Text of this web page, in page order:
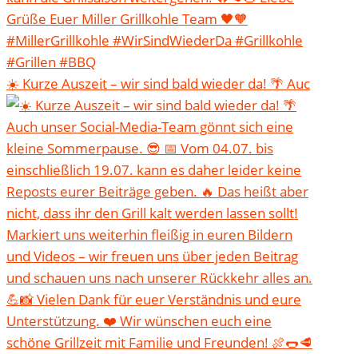
☀️ Kurze Auszeit – wir sind bald wieder da! 🌴 Auc